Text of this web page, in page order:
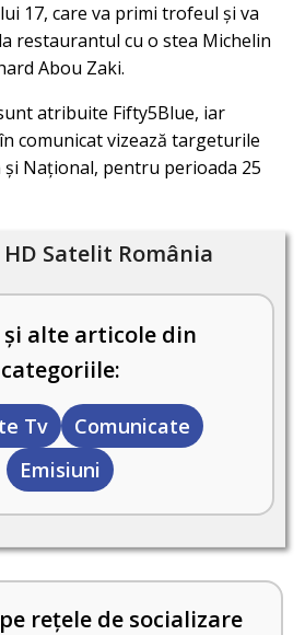
17, care va primi trofeul și va
restaurantul cu o stea Michelin
Abou Zaki.
atribuite Fifty5Blue, iar
comunicat vizează targeturile
Național, pentru perioada 25
HD Satelit România
și alte articole din
categoriile:
Tv
Comunicate
Emisiuni
rețele de socializare